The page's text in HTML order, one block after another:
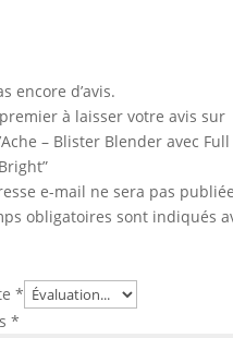
encore d’avis.
à laisser votre avis sur
– Blister Blender avec Full
e-mail ne sera pas
obligatoires sont indiqués
*
*